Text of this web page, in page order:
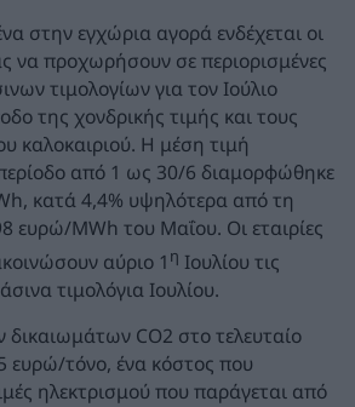
στην εγχώρια αγορά ενδέχεται οι
να προχωρήσουν σε περιορισμένες
τιμολογίων για τον Ιούλιο
της χονδρικής τιμής και τους
καλοκαιριού. Η μέση τιμή
από 1 ως 30/6 διαμορφώθηκε
κατά 4,4% υψηλότερα από τη
ευρώ/MWh του Μαΐου. Οι εταιρίες
αύριο 1 η Ιουλίου τις
τιμολόγια Ιουλίου.
CO2 στο τελευταίο
ευρώ/τόνο, ένα κόστος που
ηλεκτρισμού που παράγεται από